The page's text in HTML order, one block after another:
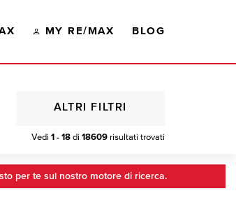
MY RE/MAX BLOG
Vedi 1 - 18 di 18609 risultati trovati
ALTRI FILTRI
per te sul nostro motore di ricerca.